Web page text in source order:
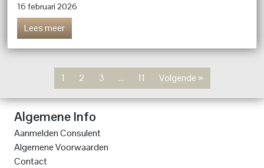
16 februari 2026
Lees meer
1 2 3 … 11 Volgende »
Algemene Info
Aanmelden Consulent
Algemene Voorwaarden
Contact